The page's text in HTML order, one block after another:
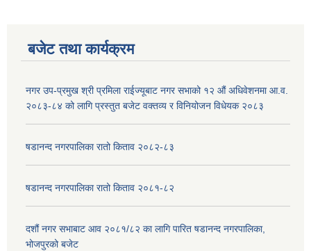
बजेट तथा कार्यक्रम
नगर उप-प्रमुख श्री प्रमिला राईज्यूबाट नगर सभाको १२ ‍औं अधिवेशनमा आ.व.
२०८३-८४ को लागि प्रस्तुत बजेट वक्तव्य र विनियोजन विधेयक २०८३
षडानन्द नगरपालिका रातो किताव २०८२-८३
षडानन्द नगरपालिका रातो किताव २०८१-८२
दशौं नगर सभाबाट आव २०८१/८२ का लागि पारित षडानन्द नगरपालिका,
भोजपुरको बजेट